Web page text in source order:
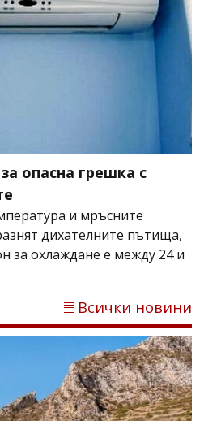
опасна грешка с
и мръсните
дихателните пътища,
за охлаждане е между 24 и
Всички новини